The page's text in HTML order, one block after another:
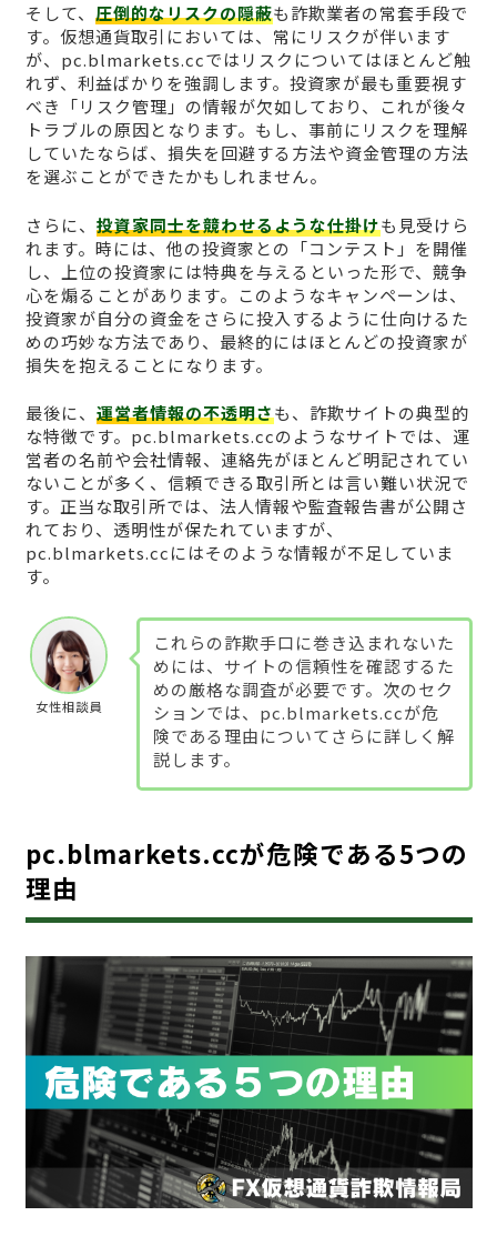
そして、 圧倒的なリスクの隠蔽も詐欺業者の常套手段で
す。仮想通貨取引においては、常にリスクが伴います
が、pc.blmarkets.ccではリスクについてはほとんど触
れず、利益ばかりを強調します。投資家が最も重要視す
べき「リスク管理」の情報が欠如しており、これが後々
トラブルの原因となります。もし、事前にリスクを理解
していたならば、損失を回避する方法や資金管理の方法
を選ぶことができたかもしれません。
さらに、 投資家同士を競わせるような仕掛けも見受けら
れます。時には、他の投資家との「コンテスト」を開催
し、上位の投資家には特典を与えるといった形で、競争
心を煽ることがあります。このようなキャンペーンは、
投資家が自分の資金をさらに投入するように仕向けるた
めの巧妙な方法であり、最終的にはほとんどの投資家が
損失を抱えることになります。
最後に、 運営者情報の不透明さも、詐欺サイトの典型的
な特徴です。pc.blmarkets.ccのようなサイトでは、運
営者の名前や会社情報、連絡先がほとんど明記されてい
ないことが多く、信頼できる取引所とは言い難い状況で
す。正当な取引所では、法人情報や監査報告書が公開さ
れており、透明性が保たれていますが、
pc.blmarkets.ccにはそのような情報が不足していま
す。
女性相談員
これらの詐欺手口に巻き込まれないた
めには、サイトの信頼性を確認するた
めの厳格な調査が必要です。次のセク
ションでは、pc.blmarkets.ccが危
険である理由についてさらに詳しく解
説します。
pc.blmarkets.ccが危険である5つの
理由